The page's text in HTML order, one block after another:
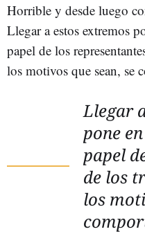
Horrible y desde luego
Llegar a estos extremos
papel de los
los motivos que sean, se
Llegar
pone
papel
de los
los